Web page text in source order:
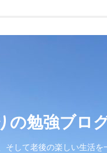
の勉強ブロ
して老後の楽しい生活